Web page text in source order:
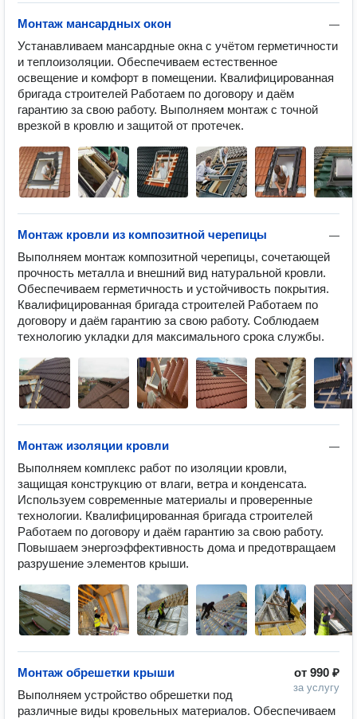
—
Монтаж мансардных окон
Устанавливаем мансардные окна с учётом герметичности
и теплоизоляции. Обеспечиваем естественное
освещение и комфорт в помещении. Квалифицированная
бригада строителей Работаем по договору и даём
гарантию за свою работу. Выполняем монтаж с точной
врезкой в кровлю и защитой от протечек.
—
Монтаж кровли из композитной черепицы
Выполняем монтаж композитной черепицы, сочетающей
прочность металла и внешний вид натуральной кровли.
Обеспечиваем герметичность и устойчивость покрытия.
Квалифицированная бригада строителей Работаем по
договору и даём гарантию за свою работу. Соблюдаем
технологию укладки для максимального срока службы.
—
Монтаж изоляции кровли
Выполняем комплекс работ по изоляции кровли,
защищая конструкцию от влаги, ветра и конденсата.
Используем современные материалы и проверенные
технологии. Квалифицированная бригада строителей
Работаем по договору и даём гарантию за свою работу.
Повышаем энергоэффективность дома и предотвращаем
разрушение элементов крыши.
от 990 ₽
за услугу
Монтаж обрешетки крыши
Выполняем устройство обрешетки под
различные виды кровельных материалов. Обеспечиваем